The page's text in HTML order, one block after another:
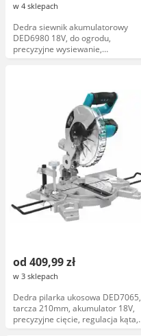
w 4 sklepach
Dedra siewnik akumulatorowy
DED6980 18V, do ogrodu,
precyzyjne wysiewanie,
ergonomiczny uchwyt
od 409,99 zł
w 3 sklepach
Dedra pilarka ukosowa DED7065,
tarcza 210mm, akumulator 18V,
precyzyjne cięcie, regulacja kąta,
stalowa podstawka